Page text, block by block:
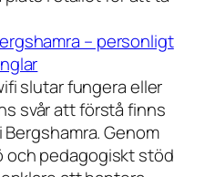
– personligt
slutar fungera eller
svår att förstå finns
Genom
och pedagogiskt stöd